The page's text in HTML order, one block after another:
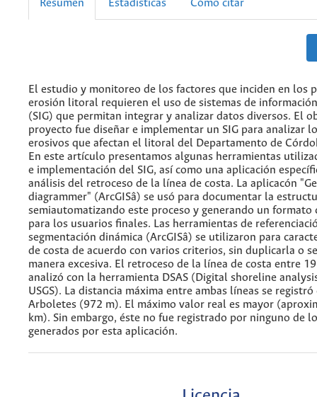
Resumen Estadísticas Cómo citar
El estudio y monitoreo de los factores que inciden en los
erosión litoral requieren el uso de sistemas de
(SIG) que permitan integrar y analizar datos diversos. El
proyecto fue diseñar e implementar un SIG para analizar
erosivos que afectan el litoral del Departamento de
En este artículo presentamos algunas herramientas
e implementación del SIG, así como una aplicación
análisis del retroceso de la línea de costa. La aplicacón
diagrammer" (ArcGISâ) se usó para documentar la
semiautomatizando este proceso y generando un formato
para los usuarios finales. Las herramientas de
segmentación dinámica (ArcGISâ) se utilizaron para
de costa de acuerdo con varios criterios, sin duplicarla o
manera excesiva. El retroceso de la línea de costa entre
analizó con la herramienta DSAS (Digital shoreline
USGS). La distancia máxima entre ambas líneas se registró
Arboletes (972 m). El máximo valor real es mayor
km). Sin embargo, éste no fue registrado por ninguno de
generados por esta aplicación.